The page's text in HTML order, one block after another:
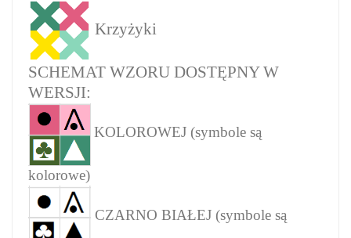
Krzyżyki
SCHEMAT WZORU DOSTĘPNY W
WERSJI:
KOLOROWEJ (symbole są
kolorowe)
CZARNO BIAŁEJ (symbole są